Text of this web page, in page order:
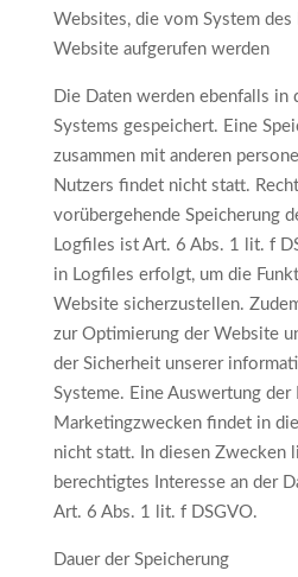
Websites, die vom System des
Website aufgerufen werden
Die Daten werden ebenfalls in
Systems gespeichert. Eine
zusammen mit anderen
Nutzers findet nicht statt.
vorübergehende Speicherung
Logfiles ist Art. 6 Abs. 1 lit. f
in Logfiles erfolgt, um die
Website sicherzustellen.
zur Optimierung der Website
der Sicherheit unserer
Systeme. Eine Auswertung der
Marketingzwecken findet in
nicht statt. In diesen Zwecken
berechtigtes Interesse an der
Art. 6 Abs. 1 lit. f DSGVO.
Dauer der Speicherung